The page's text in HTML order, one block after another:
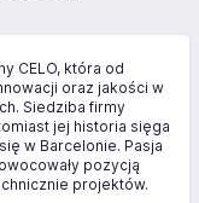
CELO, która od
oraz jakości w
Siedziba firmy
jej historia sięga
w Barcelonie. Pasja
pozycją
projektów.